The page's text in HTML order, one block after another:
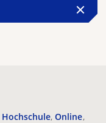
Hochschule Online